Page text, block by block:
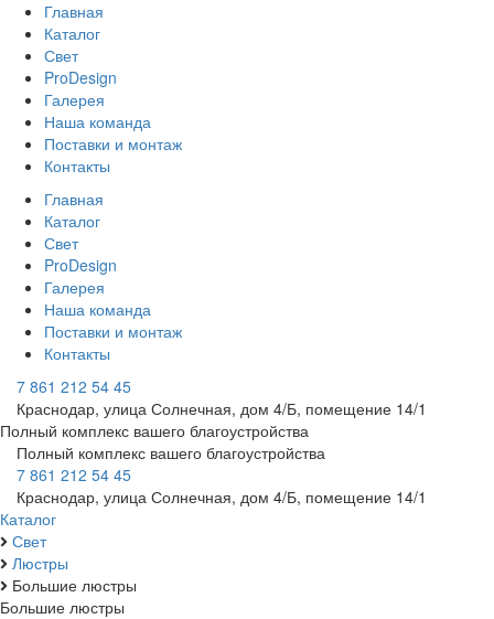
Главная
Каталог
Свет
ProDesign
Галерея
Наша команда
Поставки и монтаж
Контакты
Главная
Каталог
Свет
ProDesign
Галерея
Наша команда
Поставки и монтаж
Контакты
7 861 212 54 45
Краснодар, улица Солнечная, дом 4/Б, помещение 14/1
Полный комплекс вашего благоустройства
Полный комплекс вашего благоустройства
7 861 212 54 45
Краснодар, улица Солнечная, дом 4/Б, помещение 14/1
Каталог
Свет
Люстры
Большие люстры
Большие люстры